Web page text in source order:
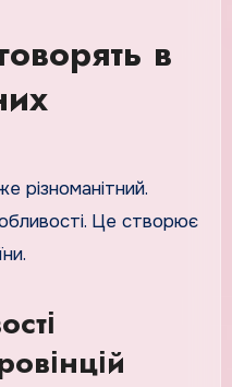
в
різноманітний.
Це створює